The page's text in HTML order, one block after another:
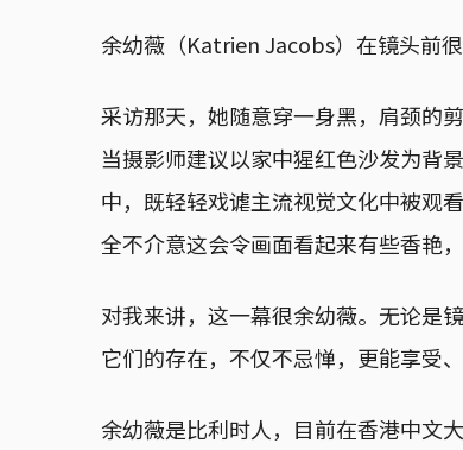
余幼薇（Katrien Jacobs）在镜头前很
采访那天，她随意穿一身黑，肩颈的
当摄影师建议以家中猩红色沙发为
中，既轻轻戏谑主流视觉文化中被观
全不介意这会令画面看起来有些香艳
对我来讲，这一幕很余幼薇。无论是
它们的存在，不仅不忌惮，更能享受
余幼薇是比利时人，目前在香港中文